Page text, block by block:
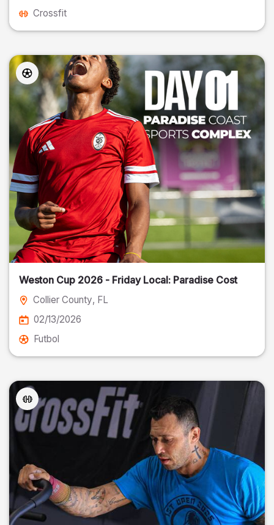
Crossfit
Weston Cup 2026 - Friday Local: Paradise Cost
Collier County, FL
02/13/2026
Futbol